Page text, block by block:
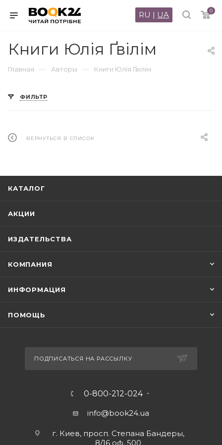
0
RU | UA
Книги Юлія Ґвілім
Главная — Авторы — Книги Юлія Ґвілім
ФИЛЬТР
ВЕРНУТЬСЯ В СПИСОК
КАТАЛОГ
АКЦИИ
ИЗДАТЕЛЬСТВА
КОМПАНИЯ
ИНФОРМАЦИЯ
ПОМОЩЬ
ПОДПИСАТЬСЯ НА РАССЫЛКУ
0-800-212-024
info@book24.ua
г. Киев, просп. Степана Бандеры,
8/16 оф. 500